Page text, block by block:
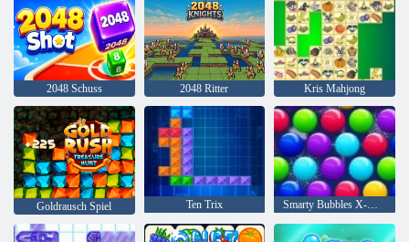
2048 Schuss 2048 Ritter Kris Mahjong
Goldrausch Spiel Ten Trix Smarty Bubbles X-Mas